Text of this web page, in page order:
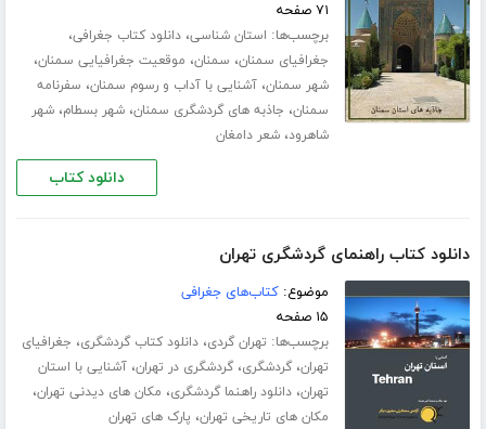
۷۱ صفحه
برچسب‌ها: استان شناسی،دانلود کتاب جغرافی،
جغرافیای سمنان، سمنان، موقعیت جغرافیایی سمنان،
شهر سمنان،آشنایی با آداب و رسوم سمنان، سفرنامه
سمنان، جاذبه های گردشگری سمنان،شهر بسطام،شهر
شاهرود،شعر دامغان
دانلود کتاب
دانلود کتاب راهنمای گردشگری تهران
موضوع:کتاب‌های جغرافی
۱۵ صفحه
برچسب‌ها: تهران گردی،دانلود کتاب گردشگری، جغرافیای
تهران،گردشگری،گردشگری در تهران،آشنایی با استان
تهران،دانلود راهنما گردشگری، مکان های دیدنی تهران،
مکان های تاریخی تهران، پارک های تهران